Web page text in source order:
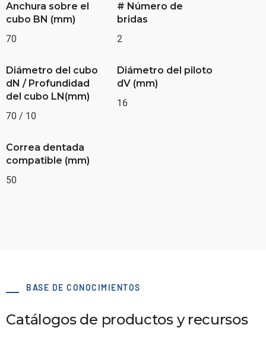
Anchura sobre el
cubo BN (mm)
70
# Número de
bridas
2
Diámetro del cubo
dN / Profundidad
del cubo LN(mm)
70 / 10
Diámetro del piloto
dV (mm)
16
Correa dentada
compatible (mm)
50
BASE DE CONOCIMIENTOS
Catálogos de productos y recursos